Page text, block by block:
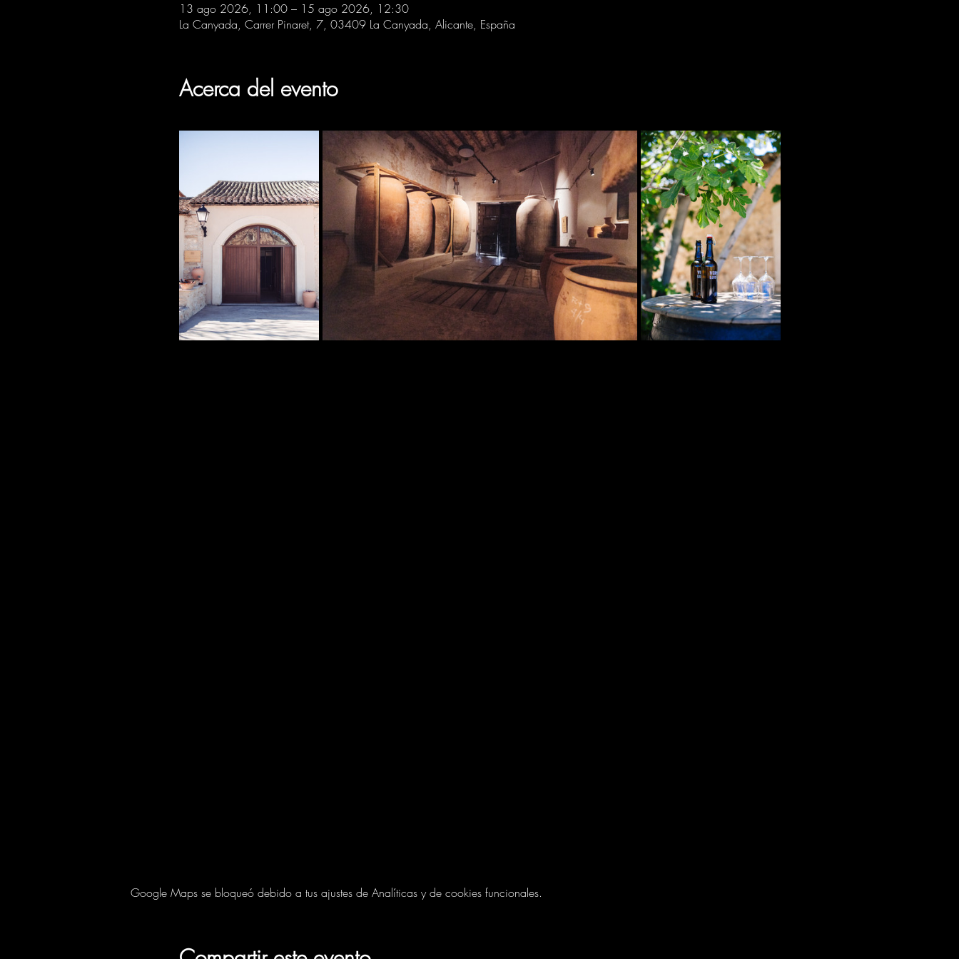
13 ago 2026, 11:00 – 15 ago 2026, 12:30
La Canyada, Carrer Pinaret, 7, 03409 La Canyada, Alicante, España
Acerca del evento
Google Maps se bloqueó debido a tus ajustes de Analíticas y de cookies funcionales.